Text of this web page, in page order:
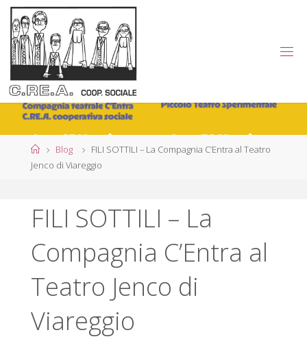
Salta
contenuto
.RE
.A.
O P
E R
AT I
HomeBlog
FILI SOTTILI – La Compagnia C’Entra al Teatro
Jenco di Viareggio
FILI SOTTILI – La
Compagnia C’Entra al
Teatro Jenco di
Viareggio